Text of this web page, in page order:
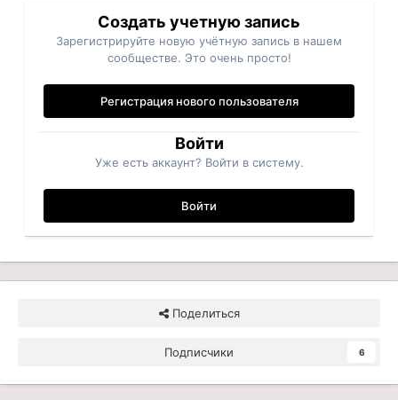
Создать учетную запись
Зарегистрируйте новую учётную запись в нашем
сообществе. Это очень просто!
Регистрация нового пользователя
Войти
Уже есть аккаунт? Войти в систему.
Войти
Поделиться
Подписчики 6